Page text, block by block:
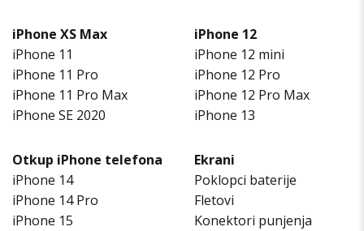
iPhone XS Max
iPhone 11
iPhone 11 Pro
iPhone 11 Pro Max
iPhone SE 2020
iPhone 12
iPhone 12 mini
iPhone 12 Pro
iPhone 12 Pro Max
iPhone 13
Otkup iPhone telefona
iPhone 14
iPhone 14 Pro
iPhone 15
Ekrani
Poklopci baterije
Fletovi
Konektori punjenja